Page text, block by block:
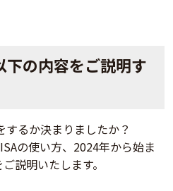
下の内容をご説明す
るか決まりましたか？
の使い方、2024年から始ま
説明いたします。